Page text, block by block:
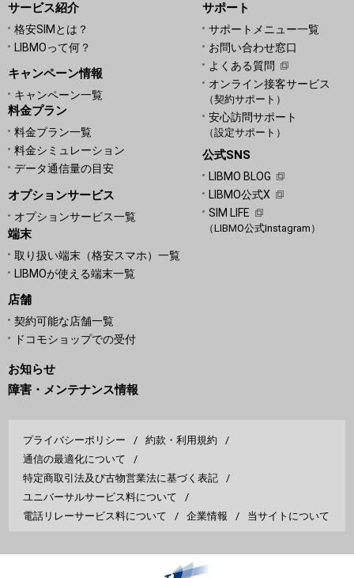
サービス紹介
格安SIMとは？
LIBMOって何？
キャンペーン情報
キャンペーン一覧
料金プラン
料金プラン一覧
料金シミュレーション
データ通信量の目安
オプションサービス
オプションサービス一覧
端末
取り扱い端末（格安スマホ）一覧
LIBMOが使える端末一覧
店舗
契約可能な店舗一覧
ドコモショップでの受付
サポート
サポートメニュー一覧
お問い合わせ窓口
よくある質問
オンライン接客サービス
（契約サポート）
安心訪問サポート
（設定サポート）
公式SNS
LIBMO BLOG
LIBMO公式X
SIM LIFE
（LIBMO公式Instagram）
お知らせ
障害・メンテナンス情報
プライバシーポリシー
約款・利用規約
通信の最適化について
特定商取引法及び古物営業法に基づく表記
ユニバーサルサービス料について
電話リレーサービス料について
企業情報 当サイトについて